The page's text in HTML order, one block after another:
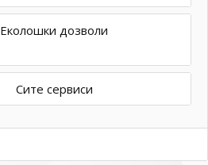
Еколошки дозволи
Сите сервиси